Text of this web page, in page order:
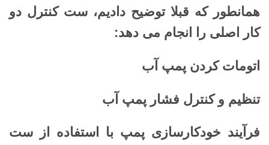
همانطور که قبلا توضیح دادیم، ست کنترل دو
کار اصلی را انجام می دهد:
اتومات کردن پمپ آب
تنظیم و کنترل فشار پمپ آب
فرآیند خودکارسازی پمپ با استفاده از ست